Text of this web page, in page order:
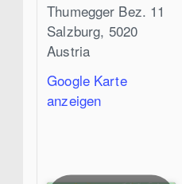
Thumegger Bez. 11
Salzburg, 5020
Austria
Google Karte
anzeigen